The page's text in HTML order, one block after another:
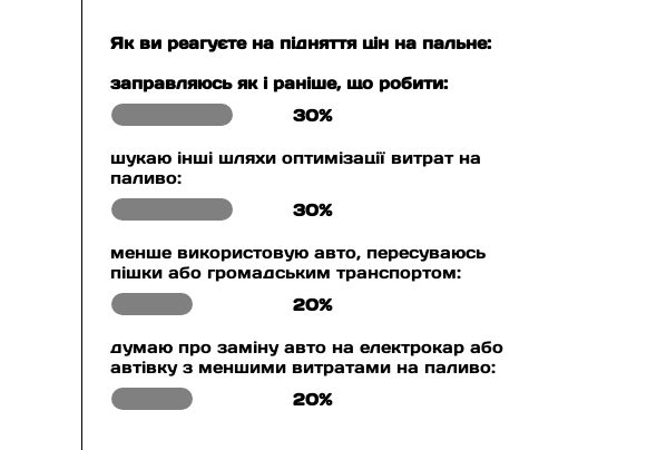
Як ви реагуєте на підняття цін на пальне:
заправляюсь як і раніше, що робити:
30%
шукаю інші шляхи оптимізації витрат на
паливо:
30%
менше використовую авто, пересуваюсь
пішки або громадським транспортом:
20%
думаю про заміну авто на електрокар або
автівку з меншими витратами на паливо:
20%